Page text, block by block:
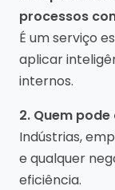
processos
É um serviço
aplicar
internos.
2. Quem
Indústrias,
e qualquer
eficiência.